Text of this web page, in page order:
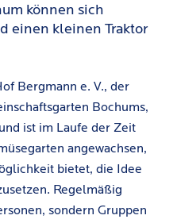
können sich
einen kleinen Traktor
Bergmann e. V., der
Bochums,
ist im Laufe der Zeit
angewachsen,
bietet, die Idee
Regelmäßig
sondern Gruppen